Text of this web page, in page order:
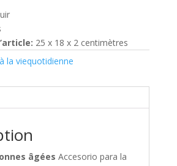
25 x 18 x 2 centimètres
la viequotidienne
âgées Accesorio para la